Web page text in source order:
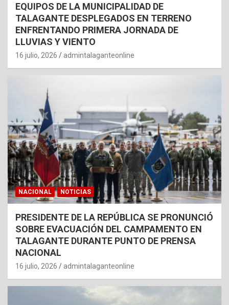
EQUIPOS DE LA MUNICIPALIDAD DE
TALAGANTE DESPLEGADOS EN TERRENO
ENFRENTANDO PRIMERA JORNADA DE
LLUVIAS Y VIENTO
16 julio, 2026 admintalaganteonline
NACIONAL NOTICIAS
PRESIDENTE DE LA REPÚBLICA SE PRONUNCIÓ
SOBRE EVACUACIÓN DEL CAMPAMENTO EN
TALAGANTE DURANTE PUNTO DE PRENSA
NACIONAL
16 julio, 2026 admintalaganteonline